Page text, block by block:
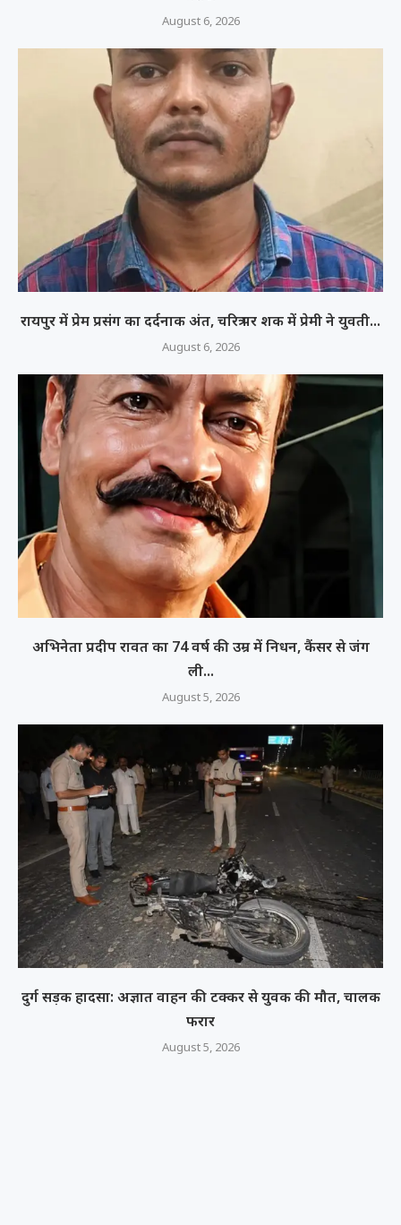
August 6, 2026
रायपुर में प्रेम प्रसंग का दर्दनाक अंत, चरित्र पर शक में प्रेमी ने युवती...
August 6, 2026
अभिनेता प्रदीप रावत का 74 वर्ष की उम्र में निधन, कैंसर से जंग
ली...
August 5, 2026
दुर्ग सड़क हादसा: अज्ञात वाहन की टक्कर से युवक की मौत, चालक
फरार
August 5, 2026